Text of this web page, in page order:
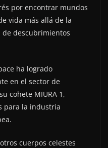
por encontrar mundos
vida más allá de la
descubrimientos
ha logrado
en el sector de
cohete MIURA 1,
para la industria
cuerpos celestes